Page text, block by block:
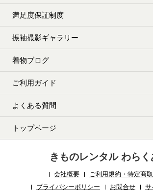
満足度保証制度
振袖撮影ギャラリー
着物ブログ
ご利用ガイド
よくある質問
トップページ
きものレンタル わらく
会社概要
ご利用規約・特定商
プライバシーポリシー
お問合せ サ